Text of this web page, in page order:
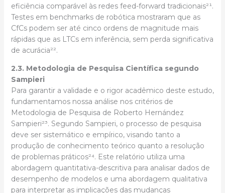
eficiência comparável às redes feed-forward tradicionais²¹.
Testes em benchmarks de robótica mostraram que as
CfCs podem ser até cinco ordens de magnitude mais
rápidas que as LTCs em inferência, sem perda significativa
de acurácia²².
2.3. Metodologia de Pesquisa Científica segundo
Sampieri
Para garantir a validade e o rigor acadêmico deste estudo,
fundamentamos nossa análise nos critérios de
Metodologia de Pesquisa de Roberto Hernández
Sampieri²³. Segundo Sampieri, o processo de pesquisa
deve ser sistemático e empírico, visando tanto a
produção de conhecimento teórico quanto a resolução
de problemas práticos²⁴. Este relatório utiliza uma
abordagem quantitativa-descritiva para analisar dados de
desempenho de modelos e uma abordagem qualitativa
para interpretar as implicações das mudanças